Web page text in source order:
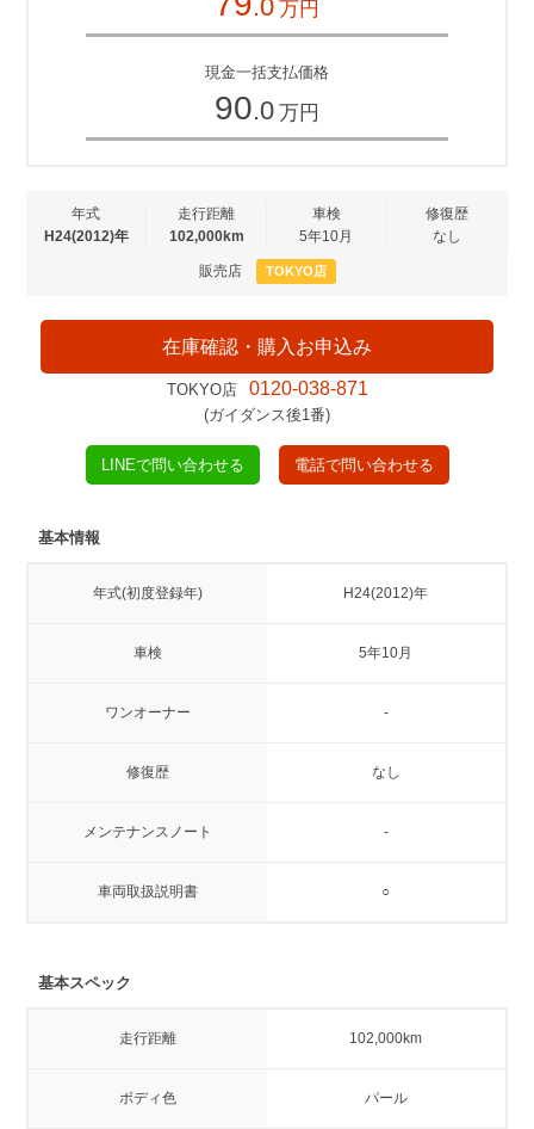
.0 万円
現金一括支払価格
90.0 万円
年式
H24(2012)年
走行距離
102,000km
車検
5年10月
修復歴
なし
販売店 TOKYO店
在庫確認・購入お申込み
TOKYO店 0120-038-871
(ガイダンス後1番)
LINEで問い合わせる 電話で問い合わせる
基本情報
年式(初度登録年) H24(2012)年
車検 5年10月
ワンオーナー -
修復歴 なし
メンテナンスノート -
車両取扱説明書 ○
基本スペック
走行距離 102,000km
ボディ色 パール